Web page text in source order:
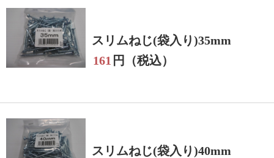
スリムねじ(袋入り)35mm
161 円（税込）
スリムねじ(袋入り)40mm